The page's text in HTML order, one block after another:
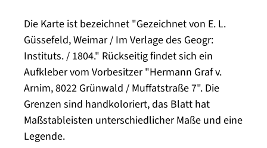
Die Karte ist bezeichnet "Gezeichnet von E. L.
Güssefeld, Weimar / Im Verlage des Geogr:
Instituts. / 1804." Rückseitig findet sich ein
Aufkleber vom Vorbesitzer "Hermann Graf v.
Arnim, 8022 Grünwald / Muffatstraße 7". Die
Grenzen sind handkoloriert, das Blatt hat
Maßstableisten unterschiedlicher Maße und eine
Legende.